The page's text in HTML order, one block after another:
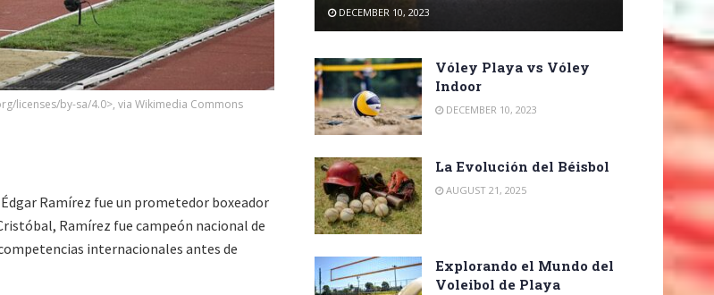
licenses/by-sa/4.0>, via Wikimedia Commons
Ramírez fue un prometedor boxeador
Ramírez fue campeón nacional de
internacionales antes de
DECEMBER 10, 2023
Vóley Playa vs Vóley
Indoor
DECEMBER 10, 2023
La Evolución del Béisbol
AUGUST 21, 2025
Explorando el Mundo del
Voleibol de Playa